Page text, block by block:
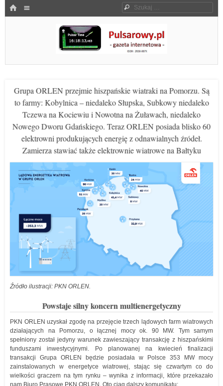
HOME Szukaj
Pulsarowy.pl
Grupa ORLEN przejmie hiszpańskie wiatraki na Pomorzu. Są
to farmy: Kobylnica – niedaleko Słupska, Subkowy niedaleko
Tczewa na Kociewiu i Nowotna na Żuławach, niedaleko
Nowego Dworu Gdańskiego. Teraz ORLEN posiada blisko 60
elektrowni produkujących energię z odnawialnych źródeł.
Zamierza stawiać także elektrownie wiatrowe na Bałtyku
Źródło ilustracji: PKN ORLEN.
Powstaje silny koncern multienergetyczny
PKN ORLEN uzyskał zgodę na przejęcie trzech lądowych farm wiatrowych
działających na Pomorzu, o łącznej mocy ok. 90 MW. Tym samym
spełniony został jedyny warunek zawieszający transakcję z hiszpańskimi
funduszami inwestycyjnymi. Po planowanej na kwiecień finalizacji
transakcji Grupa ORLEN będzie posiadała w Polsce 353 MW mocy
zainstalowanych w energetyce wiatrowej, stając się czwartym co do
wielkości graczem na tym rynku – wynika z informacji, które przekazało
nam Biuro Prasowe PKN ORLEN. Oto ciąg dalszy komunikatu: